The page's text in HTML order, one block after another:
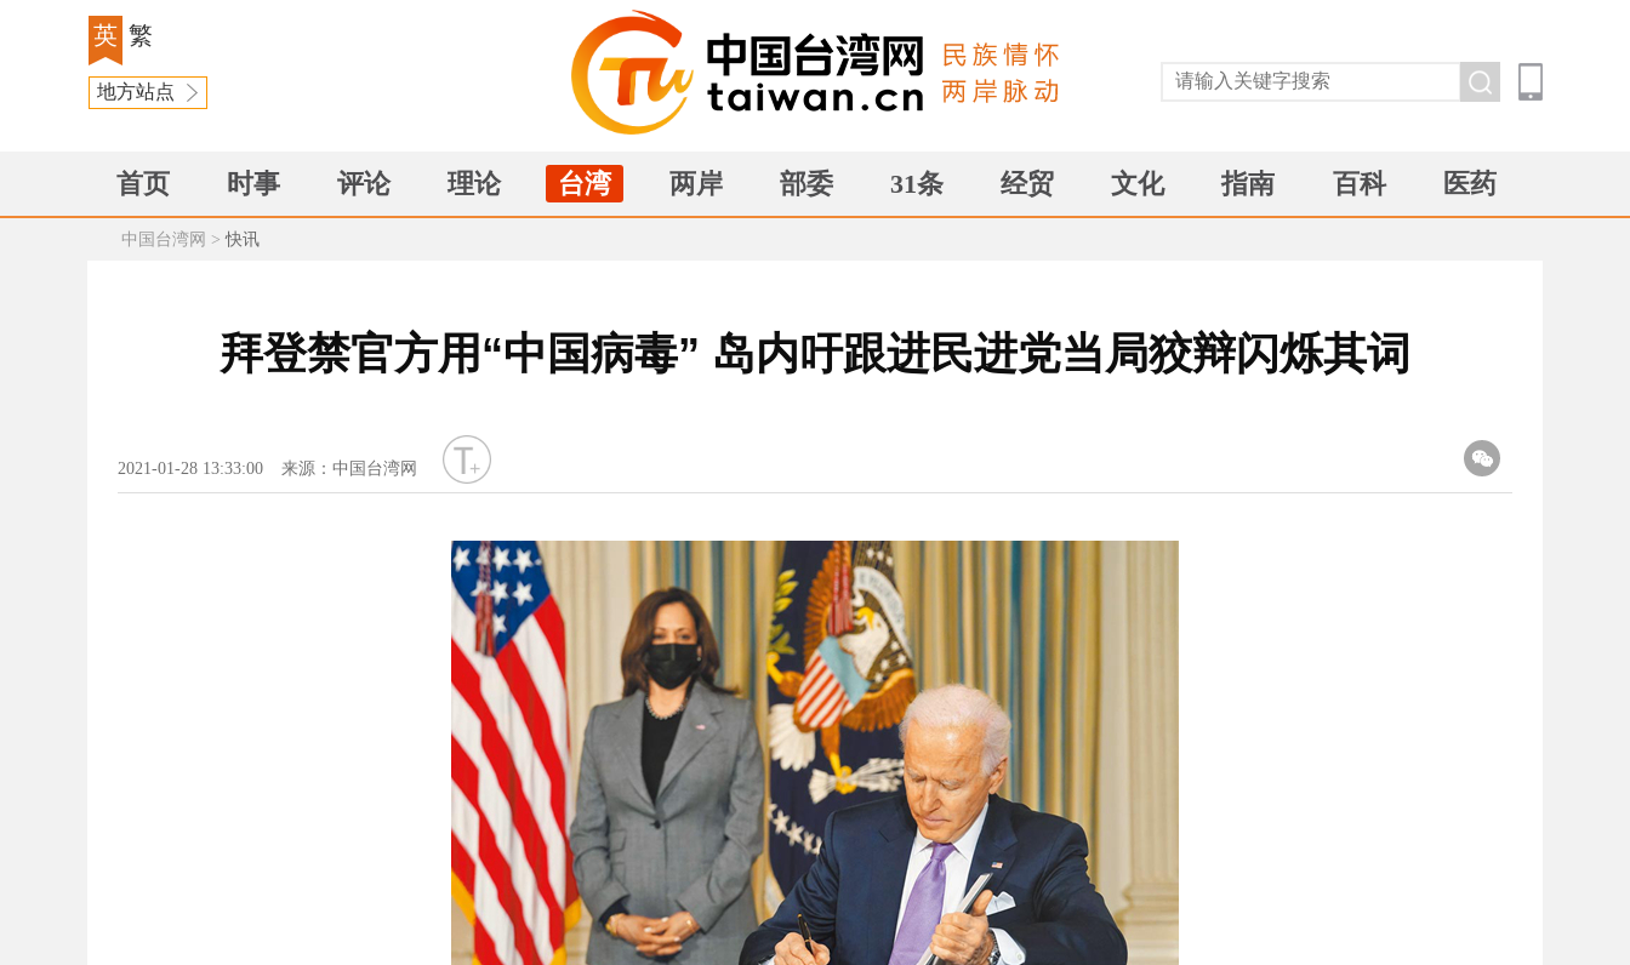
英 繁
地方站点
首页 时事 评论 理论 台湾 两岸 部委 31条 经贸 文化 指南 百科 医药
中国台湾网 >快讯
拜登禁官方用“中国病毒” 岛内吁跟进民进党当局狡辩闪烁其词
2021-01-28 13:33:00 来源：中国台湾网
字号